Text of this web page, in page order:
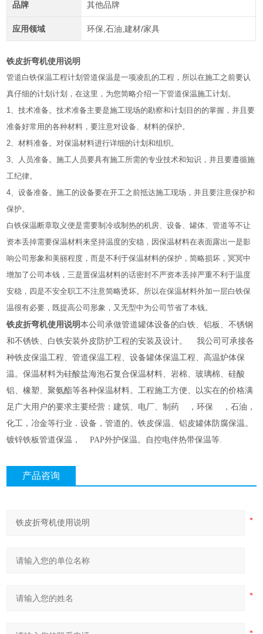
品牌 其他品牌
应用领域 环保,石油,建材/家具
铁皮折弯机使用说明
管道白铁保温工程计划管道保温是一项凌乱的工程，所以在施工之前要认
真仔细的计划计划，在这里，为您简略介绍一下管道保温施工计划。
1、技术准备。技术准备主要是施工现场的勘察和计划目的的掌握，并且要
准备好常用的各种材料，要注意对设备、材料的保护。
2、材料准备。对保温材料进行详细的计划和组织。
3、人员准备。施工人员要具有施工所需的专业技术和知识，并且要遵循施
工纪律。
4、设备准备。施工的设备要在开工之前抵达施工现场，并且要注意保护和
保护。
白铁保温断章取义便是需要制冷或制热的机房、设备、罐体、管道等不让
资本丢掉需要保温材料来坚持温度的安稳，因保温材料在表面露出一是影
响公司形象和美丽程度，而是不利于保温材料的保护，简略损坏，冥冥中
增加了公司本钱，三是置保温材料的话密封不严资本丢掉严重不利于温度
安稳，四是不安全职工不注意简略烫坏。所以在保温材料外加一层白铁保
温很有必要，既提高公司形象，又无型中为公司节省了本钱。
铁皮折弯机使用说明本公司承做管道罐体设备的白铁、铝板、不锈钢
和不锈铁、白铁安装外皮防护工程的安装及设计。 我公司可承接各
种铁皮保温工程、管道保温工程、设备罐体保温工程、高温炉体保
温。保温材料为硅酸盐海泡石复合保温材料、岩棉、玻璃棉、硅酸
铝、橡塑、聚氨酯等各种保温材料。工程施工方便、以实在的价格满
足广大用户的要求主要经营：建筑、电厂、制药 ，环保 ，石油，
化工，冶金等行业．设备，管道的。铁皮保温、铝皮罐体防腐保温。
镀锌铁板管道保温， PAP外护保温。自控电伴热带保温等.
产品咨询